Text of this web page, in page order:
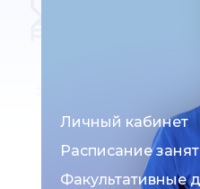
Личный кабинет
Расписание
Факультативные